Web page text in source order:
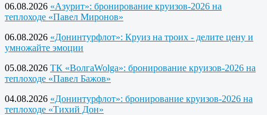
06.08.2026 «Азурит»: бронирование круизов-2026 на
теплоходе «Павел Миронов»
06.08.2026 «Донинтурфлот»: Круиз на троих - делите цену и
умножайте эмоции
05.08.2026 ТК «ВолгаWolga»: бронирование круизов-2026 на
теплоходе «Павел Бажов»
04.08.2026 «Донинтурфлот»: бронирование круизов-2026 на
теплоходе «Тихий Дон»